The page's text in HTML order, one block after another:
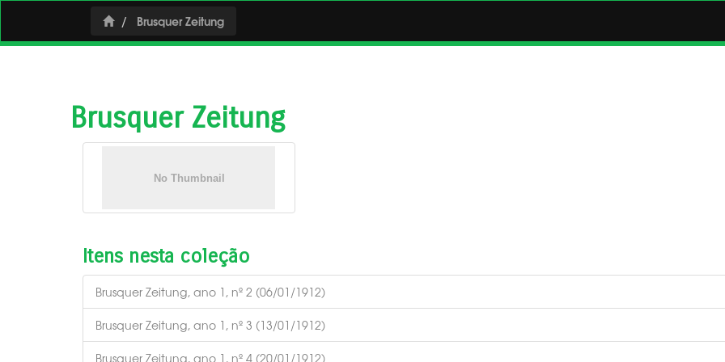
Brusquer Zeitung
Brusquer Zeitung
Itens nesta coleção
Brusquer Zeitung, ano 1, nº 2 (06/01/1912)
Brusquer Zeitung, ano 1, nº 3 (13/01/1912)
Brusquer Zeitung, ano 1, nº 4 (20/01/1912)